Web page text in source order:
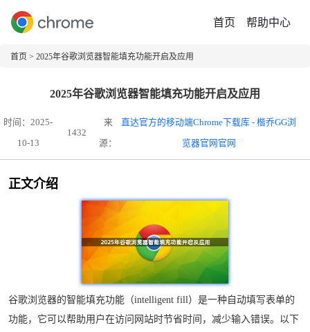
首页 帮助中心
首页 > 2025年谷歌浏览器智能填充功能开启及应用
2025年谷歌浏览器智能填充功能开启及应用
时间：2025-
10-13
1432
来
源：
直达官方的移动端Chrome下载库 - 楷乔GG浏
览器官网官网
正文介绍
谷歌浏览器的智能填充功能（intelligent fill）是一种自动填写表单的
功能，它可以帮助用户在访问网站时节省时间，减少输入错误。以下